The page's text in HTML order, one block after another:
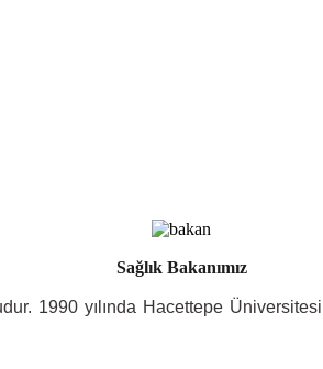
Sağlık Bakanımız
1990 yılında Hacettepe